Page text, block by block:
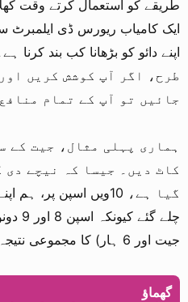
طریقے کو استعمال کرتے وقت
ایک کامیاب ریورس ڈی ایلمبرٹ
طرح، اگر آپ کوشش کریں
جائیں تو آپ کے تمام
ہماری پہلی مثال، جیت کے
کاٹ دیں۔ جیسا کہ نیچے دی
گیا ہے، 10ویں اسپن
جیت اور 6 ہار) کا مجموعی نتیجہ - £2 تھا۔
گھماؤ